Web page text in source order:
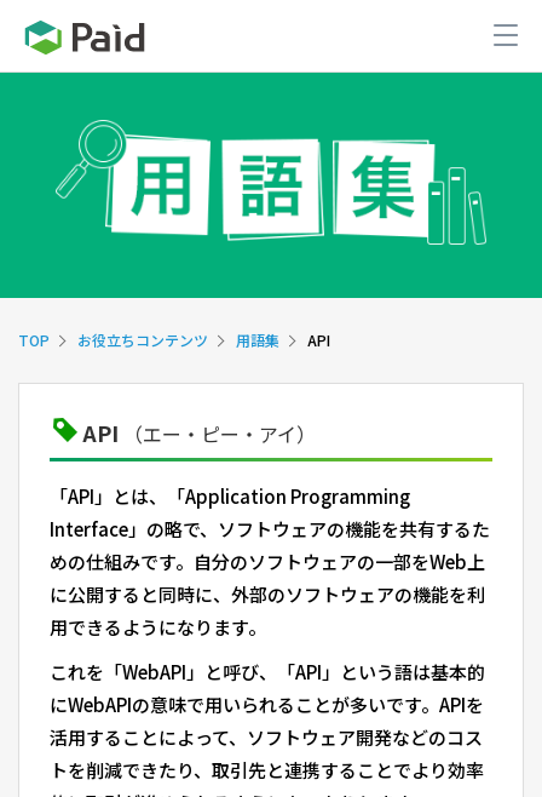
TOP お役立ちコンテンツ 用語集 API
API （エー・ピー・アイ）
「API」とは、「Application Programming
Interface」の略で、ソフトウェアの機能を共有するた
めの仕組みです。自分のソフトウェアの一部をWeb上
に公開すると同時に、外部のソフトウェアの機能を利
用できるようになります。
これを「WebAPI」と呼び、「API」という語は基本的
にWebAPIの意味で用いられることが多いです。APIを
活用することによって、ソフトウェア開発などのコス
トを削減できたり、取引先と連携することでより効率